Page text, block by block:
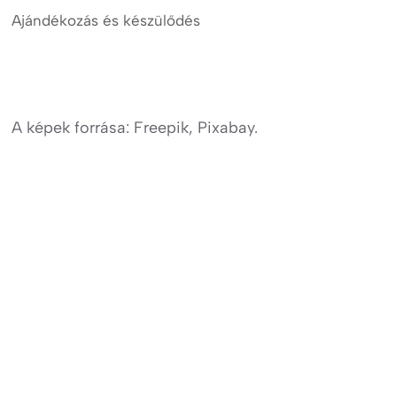
Ajándékozás és készülődés
A képek forrása: Freepik, Pixabay.